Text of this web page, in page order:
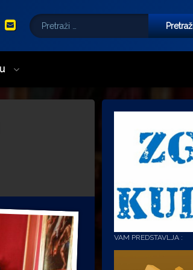
E-mail
Pretraži:
VAM PREDSTAVLJA :